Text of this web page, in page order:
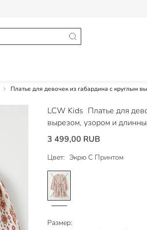
Платье для девочек из габардина с круглым
LCW Kids Платье для
вырезом, узором и
3 499,00 RUB
Цвет: Экрю С Принтом
Размер: